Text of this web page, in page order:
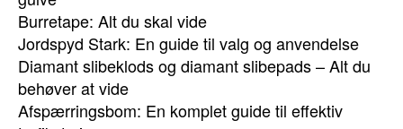
Burretape: Alt du skal vide
Jordspyd Stark: En guide til valg og anvendelse
Diamant slibeklods og diamant slibepads – Alt du
behøver at vide
Afspærringsbom: En komplet guide til effektiv